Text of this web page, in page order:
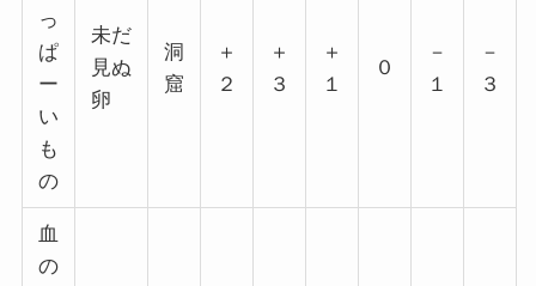
っ
ぱ
ー
い
も
の
未だ
見ぬ
卵
洞
窟
＋
２
＋
３
＋
１
０
－
１
－
３
血
の